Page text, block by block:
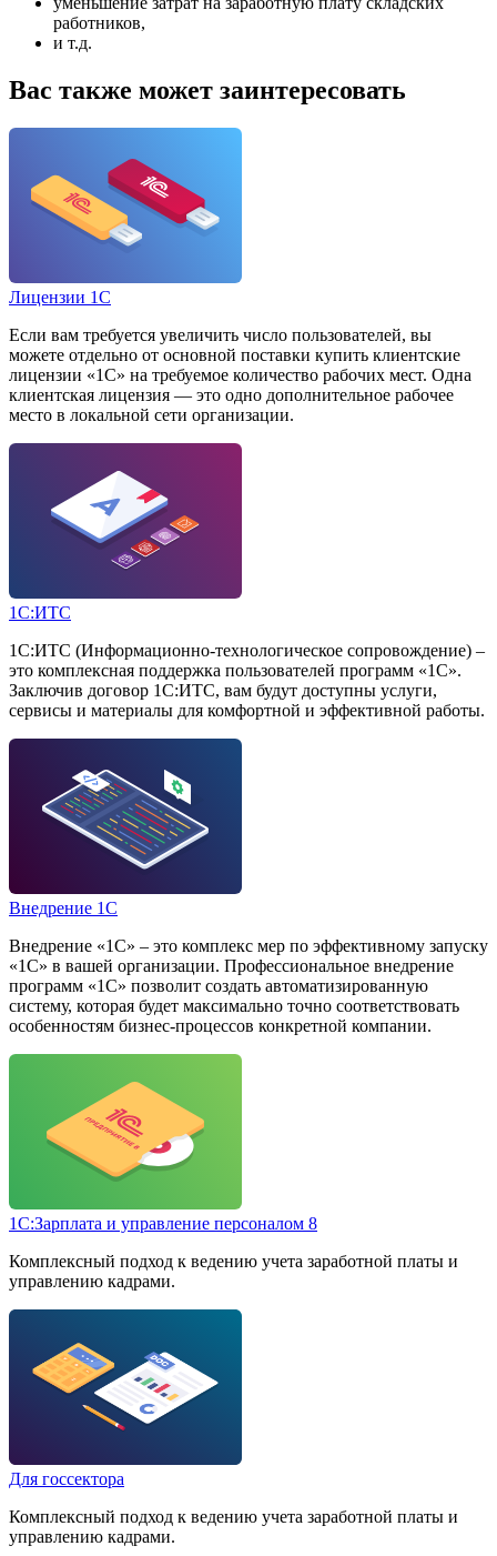
работников,
и т.д.
Вас также может заинтересовать
Лицензии 1С
Если вам требуется увеличить число пользователей, вы
можете отдельно от основной поставки купить клиентские
лицензии «1С» на требуемое количество рабочих мест. Одна
клиентская лицензия — это одно дополнительное рабочее
место в локальной сети организации.
1С:ИТС
1С:ИТС (Информационно-технологическое сопровождение) –
это комплексная поддержка пользователей программ «1С».
Заключив договор 1С:ИТС, вам будут доступны услуги,
сервисы и материалы для комфортной и эффективной работы.
Внедрение 1С
Внедрение «1С» – это комплекс мер по эффективному запуску
«1С» в вашей организации. Профессиональное внедрение
программ «1С» позволит создать автоматизированную
систему, которая будет максимально точно соответствовать
особенностям бизнес-процессов конкретной компании.
1С:Зарплата и управление персоналом 8
Комплексный подход к ведению учета заработной платы и
управлению кадрами.
Для госсектора
Комплексный подход к ведению учета заработной платы и
управлению кадрами.